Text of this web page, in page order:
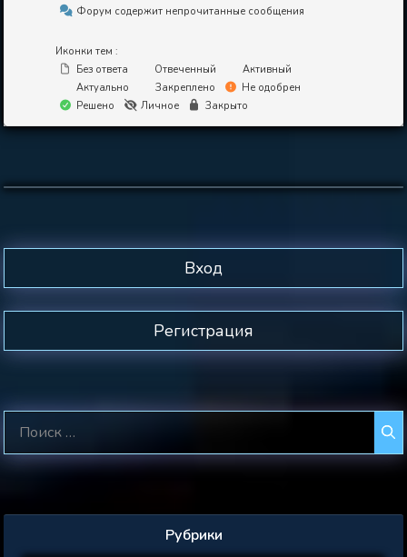
Форум содержит непрочитанные сообщения
Иконки тем :
Без ответа
Отвеченный
Активный
Актуально
Закреплено
Не одобрен
Решено
Личное Закрыто
Вход
Регистрация
Рубрики